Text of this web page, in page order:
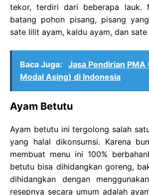
tekor, terdiri dari beberapa lauk.
batang pohon pisang, pisang
sate lilit ayam, kaldu ayam, dan sate
Baca Juga:
Jasa Pendirian PMA
Modal Asing) di Indonesia
Ayam Betutu
Ayam betutu ini tergolong salah
yang halal dikonsumsi. Karena
membuat menu ini 100%
betutu bisa dihidangkan goreng,
dihidangkan dengan
resepnya secara umum adalah